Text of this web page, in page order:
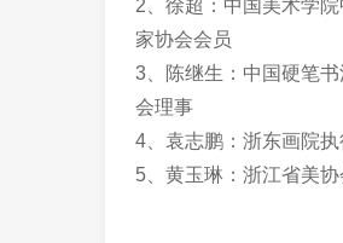
2、徐超：中国美术学
家协会会员
3、陈继生：中国硬笔
会理事
4、袁志鹏：浙东画院
5、黄玉琳：浙江省美